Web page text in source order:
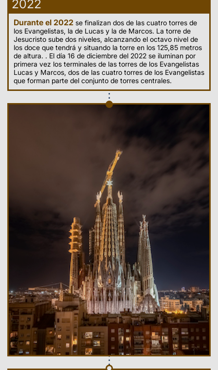
2022
Durante el 2022 se finalizan dos de las cuatro torres de
los Evangelistas, la de Lucas y la de Marcos. La torre de
Jesucristo sube dos niveles, alcanzando el octavo nivel de
los doce que tendrá y situando la torre en los 125,85 metros
de altura. . El día 16 de diciembre del 2022 se iluminan por
primera vez los terminales de las torres de los Evangelistas
Lucas y Marcos, dos de las cuatro torres de los Evangelistas
que forman parte del conjunto de torres centrales.